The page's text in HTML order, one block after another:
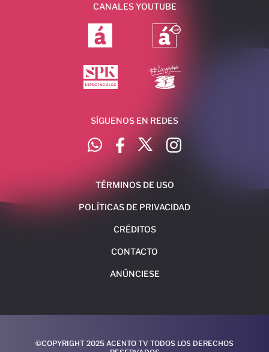
CANALES YOUTUBE
SÍGUENOS EN REDES
TÉRMINOS DE USO
POLÍTICAS DE PRIVACIDAD
CRÉDITOS
CONTACTO
ANÚNCIESE
©COPYRIGHT 2025 ACENTO TV TODOS LOS DERECHOS